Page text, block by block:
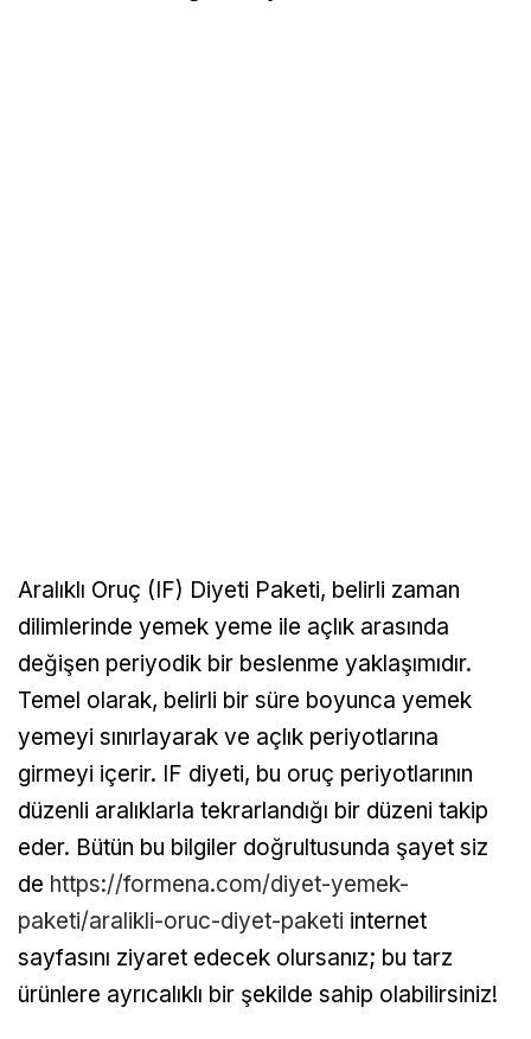
Aralıklı Oruç (IF) Diyeti Paketi, belirli zaman
dilimlerinde yemek yeme ile açlık arasında
değişen periyodik bir beslenme yaklaşımıdır.
Temel olarak, belirli bir süre boyunca yemek
yemeyi sınırlayarak ve açlık periyotlarına
girmeyi içerir. IF diyeti, bu oruç periyotlarının
düzenli aralıklarla tekrarlandığı bir düzeni takip
eder. Bütün bu bilgiler doğrultusunda şayet siz
de https://formena.com/diyet-yemek-
paketi/aralikli-oruc-diyet-paketi internet
sayfasını ziyaret edecek olursanız; bu tarz
ürünlere ayrıcalıklı bir şekilde sahip olabilirsiniz!